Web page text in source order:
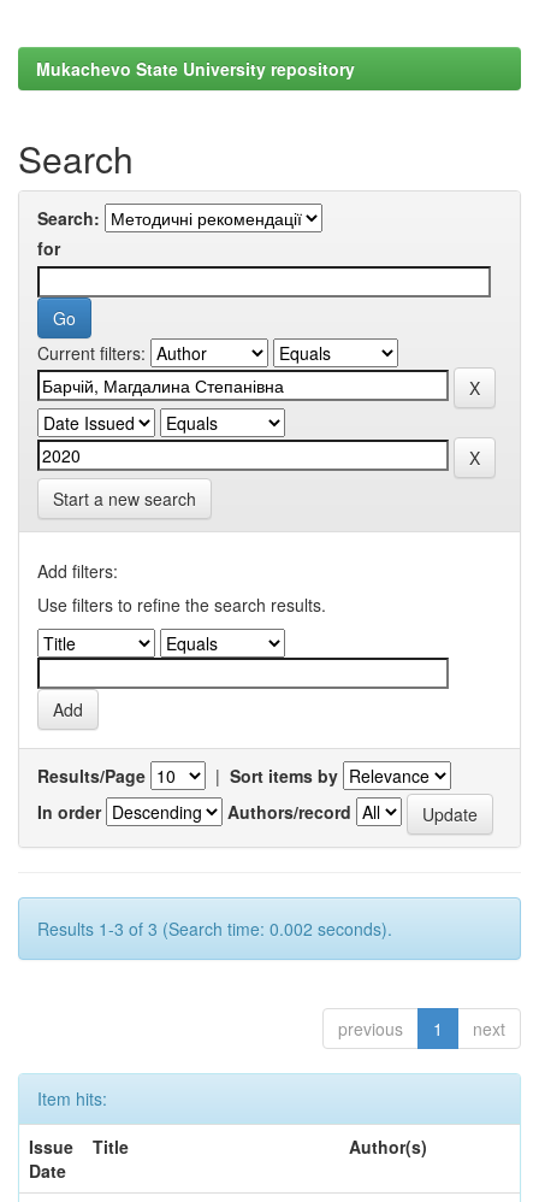
Mukachevo State University repository
Search
Search:
for
Current filters:
Start a new search
Add filters:
Use filters to refine the search results.
Results/Page | Sort items by
In order
Authors/record
Results 1-3 of 3 (Search time: 0.002 seconds).
previous 1 next
Item hits:
Issue
Date
Title Author(s)